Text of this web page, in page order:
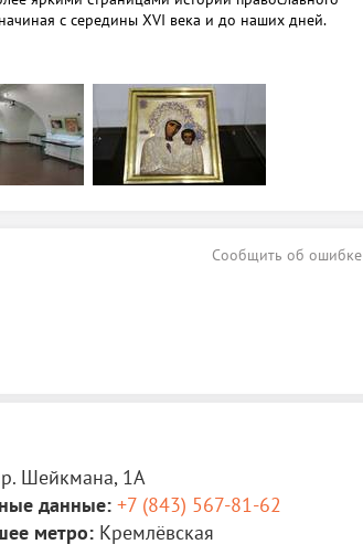
с середины XVI века и до наших дней.
и узнать, насколько разнообразен, интересен и
православный мир Казани. Среди экспонатов:
книги XVI-начала XX века; разнообразные
и технике исполнения иконы, среди которых
изумительной работы образ Божией Матери
декорированный в самой тончайшей и
Казани; впервые экспонирующийся
святыни Русской православной церкви.
экспозиция дополнена электронными
проекторами, с помощью которых
Сообщить об ошибке
Шейкмана, 1А
данные: +7 (843) 567-81-62
метро: Кремлёвская